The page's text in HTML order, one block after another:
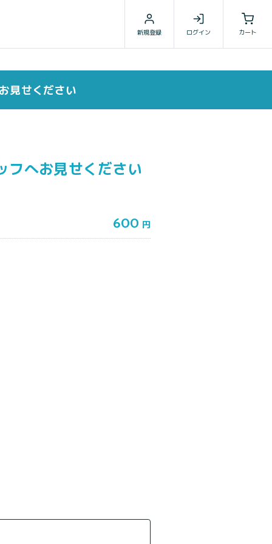
新規登録 ログイン カート
見せください
フへお見せください
600 円